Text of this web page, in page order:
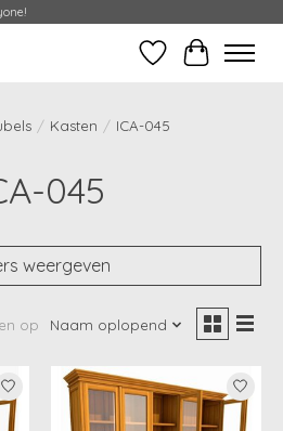
Verlanglijst
Mijn
/ Kasten / ICA-045
045
weergeven
op Naam oplopend